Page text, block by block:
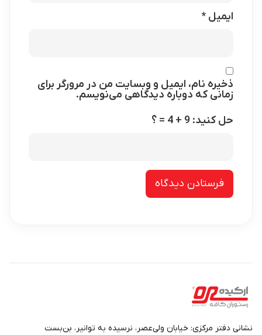
ایمیل *
ذخیره نام، ایمیل و وبسایت من در مرورگر برای
زمانی که دوباره دیدگاهی می‌نویسم.
حل کنید: 9 + 4 = ؟
نشانی دفتر مرکزی: خیابان ولی‌عصر، نرسیده به توانیر، بن‌بست